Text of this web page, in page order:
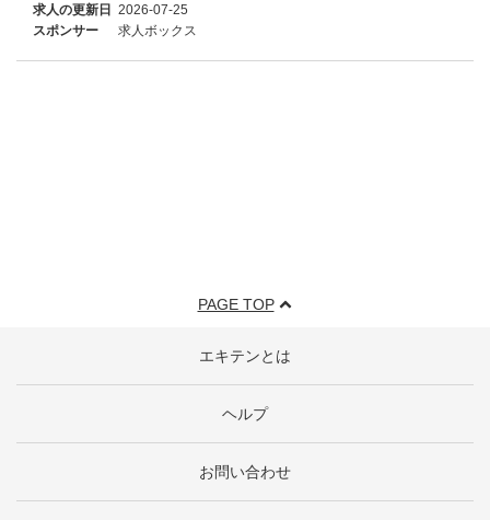
求人の更新日 2026-07-25
スポンサー
求人ボックス
PAGE TOP
エキテンとは
ヘルプ
お問い合わせ